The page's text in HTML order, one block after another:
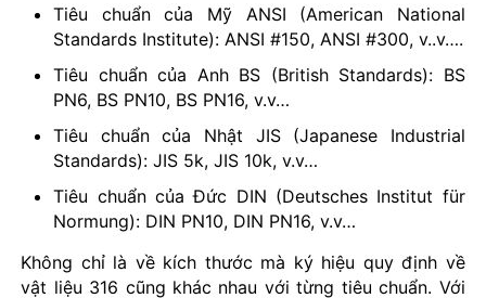
Tiêu chuẩn của Mỹ ANSI (American National
Standards Institute): ANSI #150, ANSI #300, v..v….
Tiêu chuẩn của Anh BS (British Standards): BS
PN6, BS PN10, BS PN16, v.v…
Tiêu chuẩn của Nhật JIS (Japanese Industrial
Standards): JIS 5k, JIS 10k, v.v…
Tiêu chuẩn của Đức DIN (Deutsches Institut für
Normung): DIN PN10, DIN PN16, v.v…
Không chỉ là về kích thước mà ký hiệu quy định về
vật liệu 316 cũng khác nhau với từng tiêu chuẩn. Với